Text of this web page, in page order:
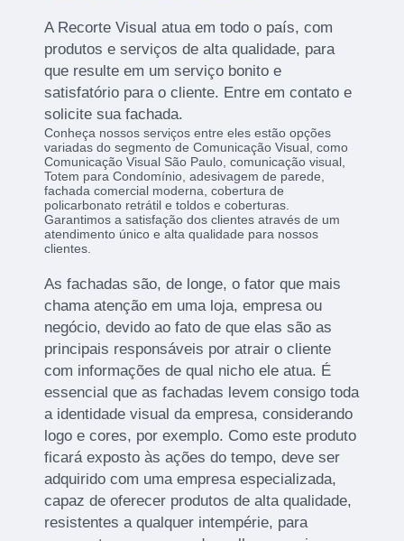
A Recorte Visual atua em todo o país, com
produtos e serviços de alta qualidade, para
que resulte em um serviço bonito e
satisfatório para o cliente. Entre em contato e
solicite sua fachada.
Conheça nossos serviços entre eles estão opções
variadas do segmento de Comunicação Visual, como
Comunicação Visual São Paulo, comunicação visual,
Totem para Condomínio, adesivagem de parede,
fachada comercial moderna, cobertura de
policarbonato retrátil e toldos e coberturas.
Garantimos a satisfação dos clientes através de um
atendimento único e alta qualidade para nossos
clientes.
As fachadas são, de longe, o fator que mais
chama atenção em uma loja, empresa ou
negócio, devido ao fato de que elas são as
principais responsáveis por atrair o cliente
com informações de qual nicho ele atua. É
essencial que as fachadas levem consigo toda
a identidade visual da empresa, considerando
logo e cores, por exemplo. Como este produto
ficará exposto às ações do tempo, deve ser
adquirido com uma empresa especializada,
capaz de oferecer produtos de alta qualidade,
resistentes a qualquer intempérie, para